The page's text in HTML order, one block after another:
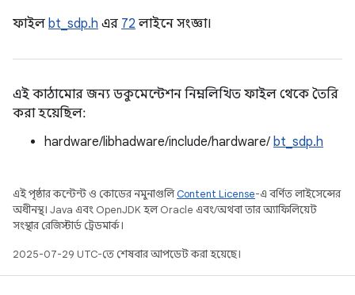
ফাইল bt_sdp.h এর 72 লাইনে সংজ্ঞা।
এই কাঠামোর জন্য ডকুমেন্টেশন নিম্নলিখিত ফাইল থেকে তৈরি
করা হয়েছিল:
hardware/libhadware/include/hardware/ bt_sdp.h
এই পৃষ্ঠার কন্টেন্ট ও কোডের নমুনাগুলিContent License-এ বর্ণিত লাইসেন্সের
অধীনস্থ। Java এবং OpenJDK হল Oracle এবং/অথবা তার অ্যাফিলিয়েট
সংস্থার রেজিস্টার্ড ট্রেডমার্ক।
2025-07-29 UTC-তে শেষবার আপডেট করা হয়েছে।